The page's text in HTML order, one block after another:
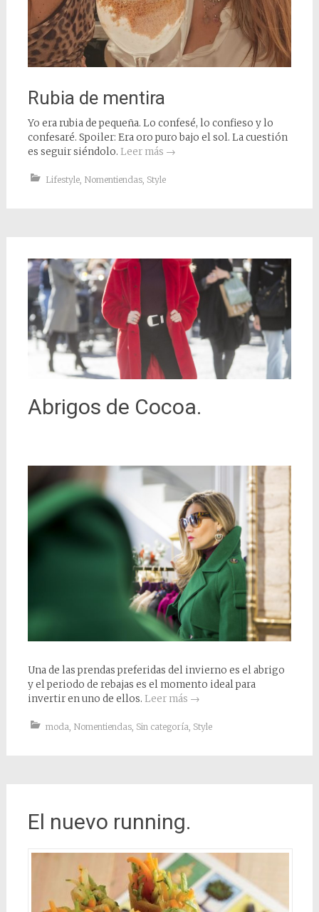
Rubia de mentira
Yo era rubia de pequeña. Lo confesé, lo confieso y lo
confesaré. Spoiler: Era oro puro bajo el sol. La cuestión
es seguir siéndolo. Leer más →
Lifestyle, Nomentiendas, Style
Abrigos de Cocoa.
Una de las prendas preferidas del invierno es el abrigo
y el periodo de rebajas es el momento ideal para
invertir en uno de ellos. Leer más →
moda, Nomentiendas, Sin categoría, Style
El nuevo running.